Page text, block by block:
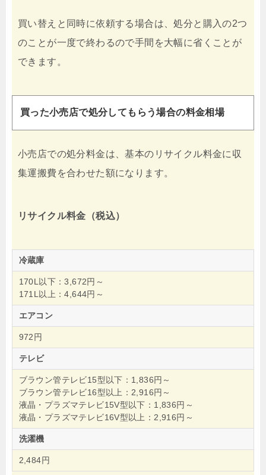
買い替えと同時に依頼する場合は、処分と購入の2つ
のことが一度で終わるので手間を大幅に省くことが
できます。
買った小売店で処分してもらう場合の料金相場
小売店での処分料金は、基本のリサイクル料金に収
集運搬費を合わせた額になります。
リサイクル料金（税込）
冷蔵庫
170L以下：3,672円～
171L以上：4,644円～
エアコン
972円
テレビ
ブラウン管テレビ15型以下：1,836円～
ブラウン管テレビ16型以上：2,916円～
液晶・プラズマテレビ15V型以下：1,836円～
液晶・プラズマテレビ16V型以上：2,916円～
洗濯機
2,484円